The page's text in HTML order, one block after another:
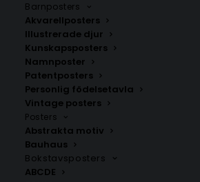
Barnposters
Akvarellposters
Illustrerade djur
Kunskapsposters
Namnposter
Patentposters
Personlig födelsetavla
Vintage posters
Posters
Abstrakta motiv
Bauhaus
Bokstavsposters
ABCDE
30×40 cm och 21×30 cm.
Kronobergs län,Lessebo kommun
ANDRA KÖPTE ÄVEN